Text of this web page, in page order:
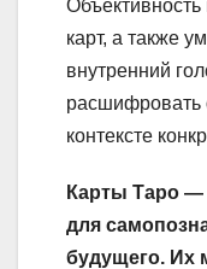
Объективность
карт, а также
внутренний
расшифровать
контексте
Карты Таро
для
будущего. Их